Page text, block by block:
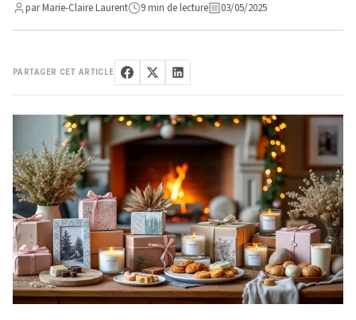
par Marie-Claire Laurent 9 min de lecture 03/05/2025
PARTAGER CET ARTICLE